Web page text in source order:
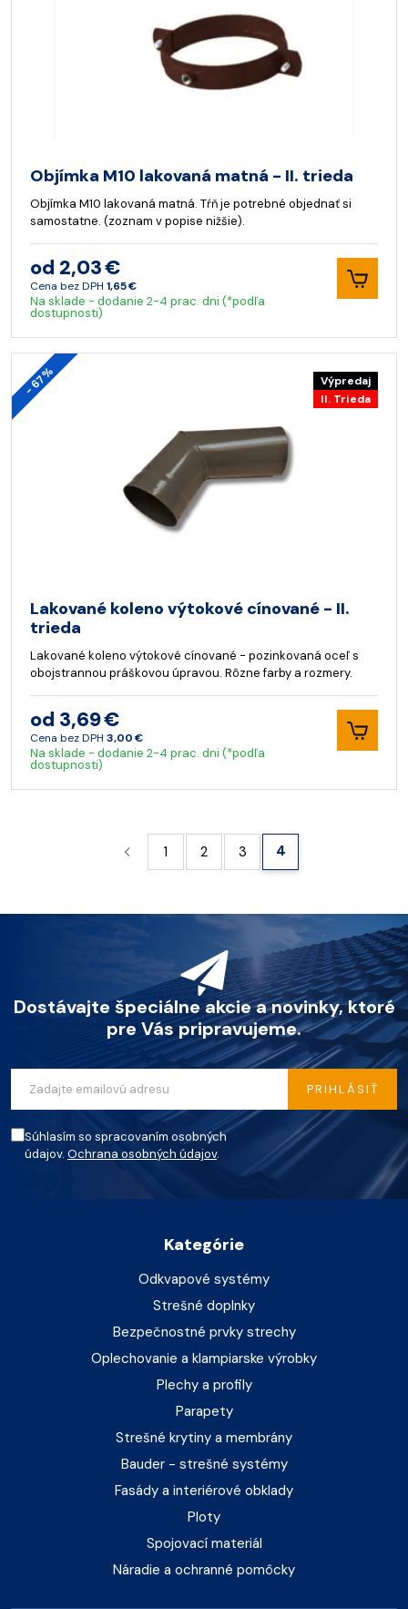
Objímka M10 lakovaná matná - II. trieda
Objímka M10 lakovaná matná. Tŕň je potrebné objednať si
samostatne. (zoznam v popise nižšie).
od 2,03 €
Cena bez DPH 1,65 €
Na sklade - dodanie 2-4 prac. dni (*podľa
dostupnosti)
- 67%
Výpredaj
II. Trieda
Lakované koleno výtokové cínované - II.
trieda
Lakované koleno výtokové cínované - pozinkovaná oceľ s
obojstrannou práškovou úpravou. Rôzne farby a rozmery.
od 3,69 €
Cena bez DPH 3,00 €
Na sklade - dodanie 2-4 prac. dni (*podľa
dostupnosti)
1 2 3 4
Dostávajte špeciálne akcie a novinky, ktoré
pre Vás pripravujeme.
Súhlasím so spracovaním osobných
údajov. Ochrana osobných údajov.
PRIHLÁSIŤ
Kategórie
Odkvapové systémy
Strešné doplnky
Bezpečnostné prvky strechy
Oplechovanie a klampiarske výrobky
Plechy a profily
Parapety
Strešné krytiny a membrány
Bauder - strešné systémy
Fasády a interiérové obklady
Ploty
Spojovací materiál
Náradie a ochranné pomôcky